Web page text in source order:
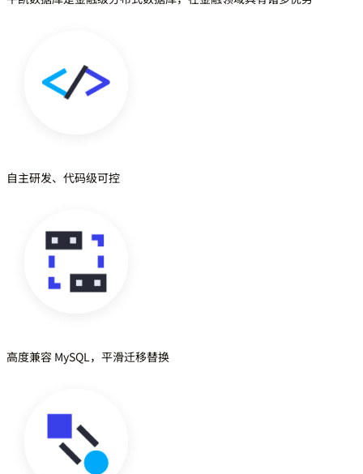
自主研发、代码级可控
高度兼容 MySQL，平滑迁移替换